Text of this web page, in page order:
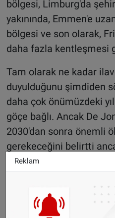
bölgesi, Limburg'da
yakınında, Emmen'e
bölgesi ve son olarak,
daha fazla kentleşmesi
Tam olarak ne kadar
duyulduğunu şimdiden
daha çok önümüzdeki
göçe bağlı. Ancak De
2030'dan sonra önemli
gerekeceğini belirtti
noktada çok hızlı
gerektiğini sözlerine
©Sonhaber.eu
Reklam